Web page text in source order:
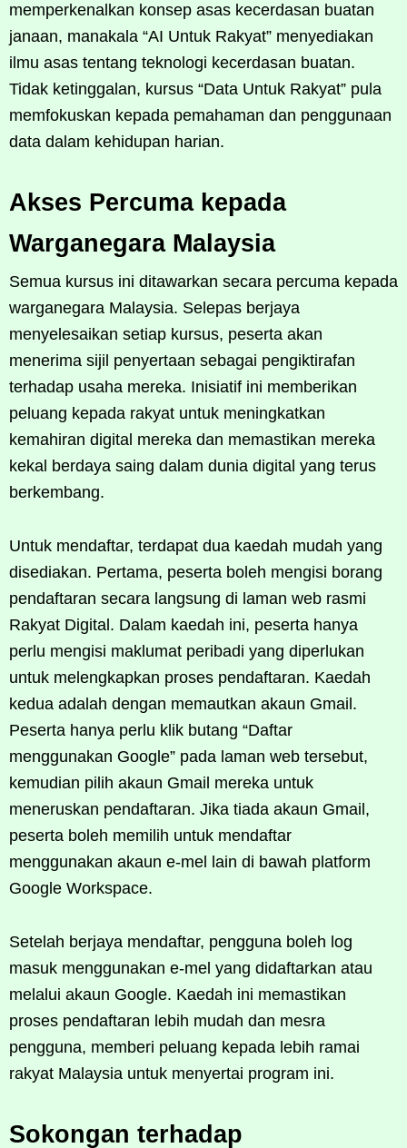
memperkenalkan konsep asas kecerdasan buatan
janaan, manakala “AI Untuk Rakyat” menyediakan
ilmu asas tentang teknologi kecerdasan buatan.
Tidak ketinggalan, kursus “Data Untuk Rakyat” pula
memfokuskan kepada pemahaman dan penggunaan
data dalam kehidupan harian.
Akses Percuma kepada
Warganegara Malaysia
Semua kursus ini ditawarkan secara percuma kepada
warganegara Malaysia. Selepas berjaya
menyelesaikan setiap kursus, peserta akan
menerima sijil penyertaan sebagai pengiktirafan
terhadap usaha mereka. Inisiatif ini memberikan
peluang kepada rakyat untuk meningkatkan
kemahiran digital mereka dan memastikan mereka
kekal berdaya saing dalam dunia digital yang terus
berkembang.
Untuk mendaftar, terdapat dua kaedah mudah yang
disediakan. Pertama, peserta boleh mengisi borang
pendaftaran secara langsung di laman web rasmi
Rakyat Digital. Dalam kaedah ini, peserta hanya
perlu mengisi maklumat peribadi yang diperlukan
untuk melengkapkan proses pendaftaran. Kaedah
kedua adalah dengan memautkan akaun Gmail.
Peserta hanya perlu klik butang “Daftar
menggunakan Google” pada laman web tersebut,
kemudian pilih akaun Gmail mereka untuk
meneruskan pendaftaran. Jika tiada akaun Gmail,
peserta boleh memilih untuk mendaftar
menggunakan akaun e-mel lain di bawah platform
Google Workspace.
Setelah berjaya mendaftar, pengguna boleh log
masuk menggunakan e-mel yang didaftarkan atau
melalui akaun Google. Kaedah ini memastikan
proses pendaftaran lebih mudah dan mesra
pengguna, memberi peluang kepada lebih ramai
rakyat Malaysia untuk menyertai program ini.
Sokongan terhadap